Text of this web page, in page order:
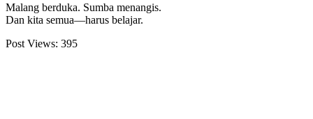
Malang berduka. Sumba menangis.
Dan kita semua—harus belajar.
Post Views: 395